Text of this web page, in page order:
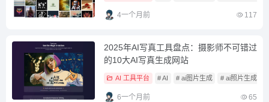
4一个月前 117
2025年AI写真工具盘点：摄影师不可错过
的10大AI写真生成网站
AI 工具平台 # AI # ai图片生成 # ai照片生成
6一个月前 65